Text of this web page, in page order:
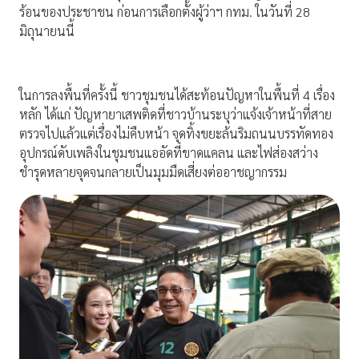
ร้อนของประชาชน ก่อนการเลือกตั้งผู้ว่าฯ กทม. ในวันที่ 28
มิถุนายนนี้
ในการลงพื้นที่ครั้งนี้ ชาวชุมชนได้สะท้อนปัญหาในพื้นที่ 4 เรื่อง
หลัก ได้แก่ ปัญหายาเสพติดที่ชาวบ้านระบุว่าแจ้งเจ้าหน้าที่สาย
ตรวจไปแล้วแต่เรื่องไม่คืบหน้า จุดทิ้งขยะล้นริมถนนบรรทัดทอง
อุปกรณ์ดับเพลิงในชุมชนแออัดที่ขาดแคลน และไฟส่องสว่าง
ชำรุดหลายจุดจนกลายเป็นมุมมืดเสี่ยงต่ออาชญากรรม